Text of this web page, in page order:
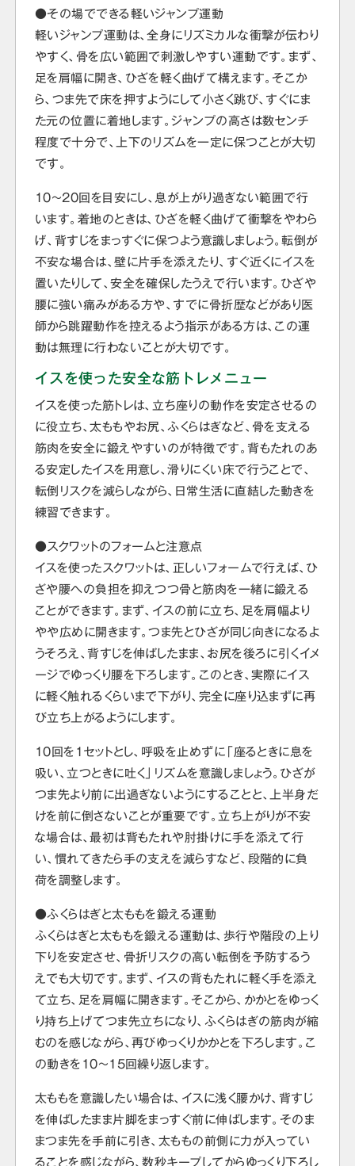
●その場でできる軽いジャンプ運動
軽いジャンプ運動は、全身にリズミカルな衝撃が伝わり
やすく、骨を広い範囲で刺激しやすい運動です。まず、
足を肩幅に開き、ひざを軽く曲げて構えます。そこか
ら、つま先で床を押すようにして小さく跳び、すぐにま
た元の位置に着地します。ジャンプの高さは数センチ
程度で十分で、上下のリズムを一定に保つことが大切
です。
10～20回を目安にし、息が上がり過ぎない範囲で行
います。着地のときは、ひざを軽く曲げて衝撃をやわら
げ、背すじをまっすぐに保つよう意識しましょう。転倒が
不安な場合は、壁に片手を添えたり、すぐ近くにイスを
置いたりして、安全を確保したうえで行います。ひざや
腰に強い痛みがある方や、すでに骨折歴などがあり医
師から跳躍動作を控えるよう指示がある方は、この運
動は無理に行わないことが大切です。
イスを使った安全な筋トレメニュー
イスを使った筋トレは、立ち座りの動作を安定させるの
に役立ち、太ももやお尻、ふくらはぎなど、骨を支える
筋肉を安全に鍛えやすいのが特徴です。背もたれのあ
る安定したイスを用意し、滑りにくい床で行うことで、
転倒リスクを減らしながら、日常生活に直結した動きを
練習できます。
●スクワットのフォームと注意点
イスを使ったスクワットは、正しいフォームで行えば、ひ
ざや腰への負担を抑えつつ骨と筋肉を一緒に鍛える
ことができます。まず、イスの前に立ち、足を肩幅より
やや広めに開きます。つま先とひざが同じ向きになるよ
うそろえ、背すじを伸ばしたまま、お尻を後ろに引くイメ
ージでゆっくり腰を下ろします。このとき、実際にイス
に軽く触れるくらいまで下がり、完全に座り込まずに再
び立ち上がるようにします。
10回を1セットとし、呼吸を止めずに「座るときに息を
吸い、立つときに吐く」リズムを意識しましょう。ひざが
つま先より前に出過ぎないようにすることと、上半身だ
けを前に倒さないことが重要です。立ち上がりが不安
な場合は、最初は背もたれや肘掛けに手を添えて行
い、慣れてきたら手の支えを減らすなど、段階的に負
荷を調整します。
●ふくらはぎと太ももを鍛える運動
ふくらはぎと太ももを鍛える運動は、歩行や階段の上り
下りを安定させ、骨折リスクの高い転倒を予防するう
えでも大切です。まず、イスの背もたれに軽く手を添え
て立ち、足を肩幅に開きます。そこから、かかとをゆっく
り持ち上げてつま先立ちになり、ふくらはぎの筋肉が縮
むのを感じながら、再びゆっくりかかとを下ろします。こ
の動きを10～15回繰り返します。
太ももを意識したい場合は、イスに浅く腰かけ、背すじ
を伸ばしたまま片脚をまっすぐ前に伸ばします。そのま
まつま先を手前に引き、太ももの前側に力が入ってい